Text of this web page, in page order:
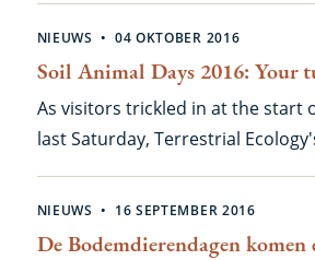
wat er - letterlijk - allemaal leeft.
enthousiaste reacties via onze
sociale media, en meer dan 150
meldingen.
Soil Animal Days 2016: Your
NIEUWS 04 OKTOBER 2016
As visitors trickled in at the start
last Saturday, Terrestrial
about digging for life in the soil.
join them!
De Bodemdierendagen komen
NIEUWS 16 SEPTEMBER 2016